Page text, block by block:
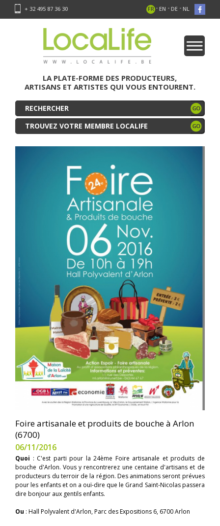
+ 32 495 87 36 30 FR - EN - DE - NL
LA PLATE-FORME DES PRODUCTEURS,
ARTISANS ET ARTISTES QUI VOUS ENTOURENT.
TROUVEZ VOTRE MEMBRE LOCALIFE
Foire artisanale et produits de bouche à Arlon
(6700)
06/11/2016
Quoi : C'est parti pour la 24ème Foire artisanale et produits de
bouche d'Arlon. Vous y rencontrerez une centaine d'artisans et de
producteurs du terroir de la région. Des animations seront prévues
pour les enfants et on a ouï-dire que le Grand Saint-Nicolas passera
dire bonjour aux gentils enfants.
Ou : Hall Polyvalent d'Arlon, Parc des Expositions 6, 6700 Arlon